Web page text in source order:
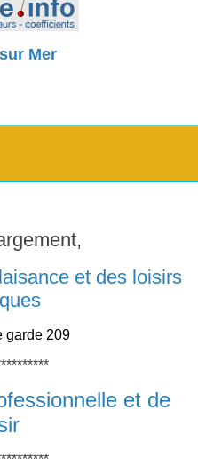
Mer
et des loisirs
et de